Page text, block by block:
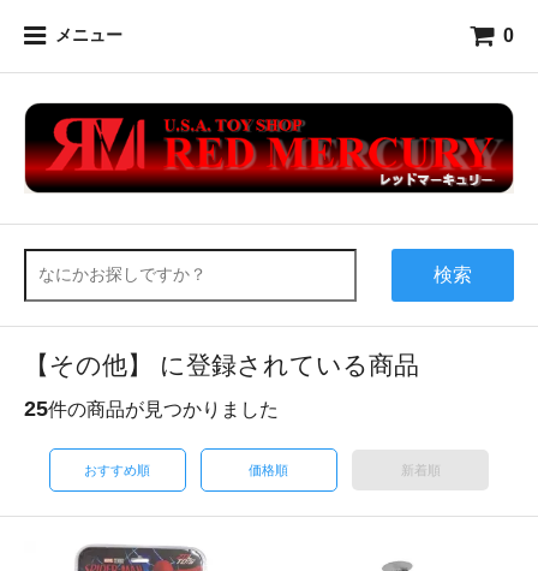
メニュー 0
検索
【その他】 に登録されている商品
25件の商品が見つかりました
おすすめ順 価格順 新着順